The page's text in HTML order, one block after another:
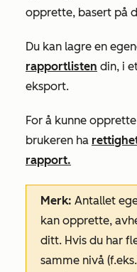
opprette, basert på
Du kan lagre en
rapportlisten din, i
eksport.
For å kunne
brukeren ha
rapport.
Merk: Antallet
kan opprette,
ditt. Hvis du har
samme nivå (f.eks.